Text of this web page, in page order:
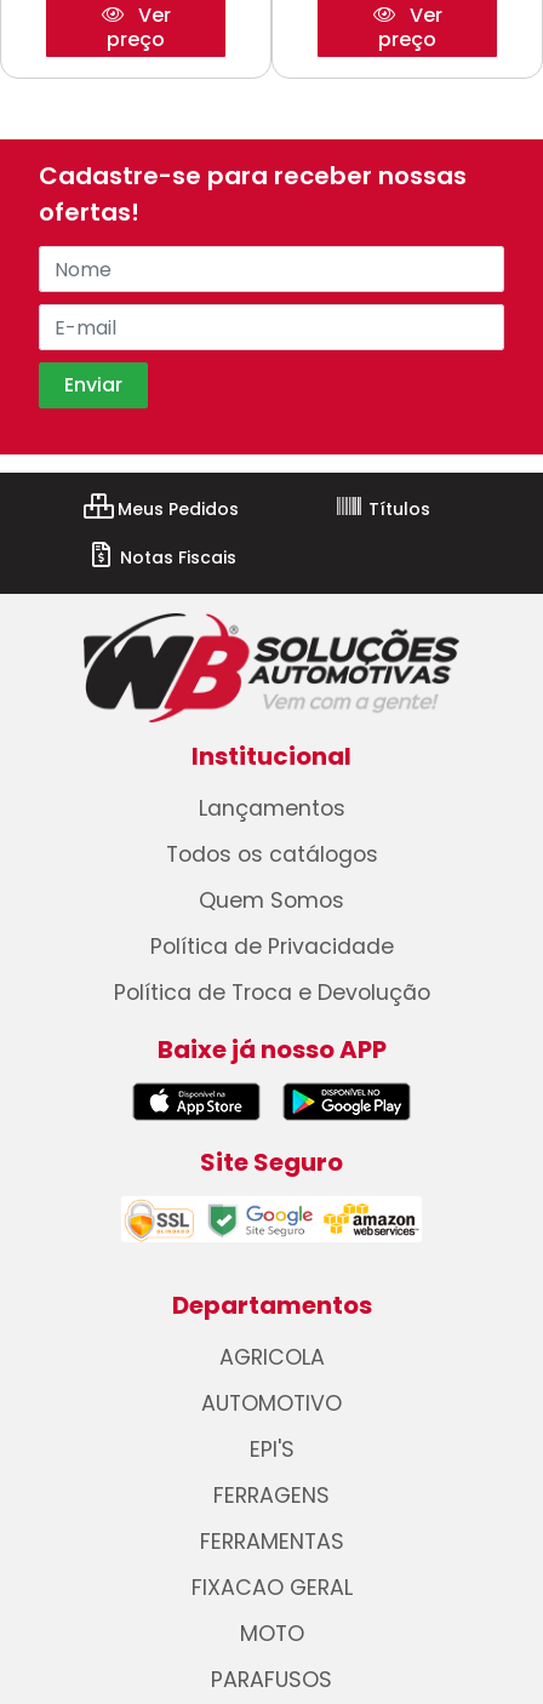
Ver
preço
Ver
preço
Cadastre-se para receber nossas
ofertas!
Meus Pedidos
Títulos
Notas Fiscais
Institucional
Lançamentos
Todos os catálogos
Quem Somos
Política de Privacidade
Política de Troca e Devolução
Baixe já nosso APP
Site Seguro
Departamentos
AGRICOLA
AUTOMOTIVO
EPI'S
FERRAGENS
FERRAMENTAS
FIXACAO GERAL
MOTO
PARAFUSOS